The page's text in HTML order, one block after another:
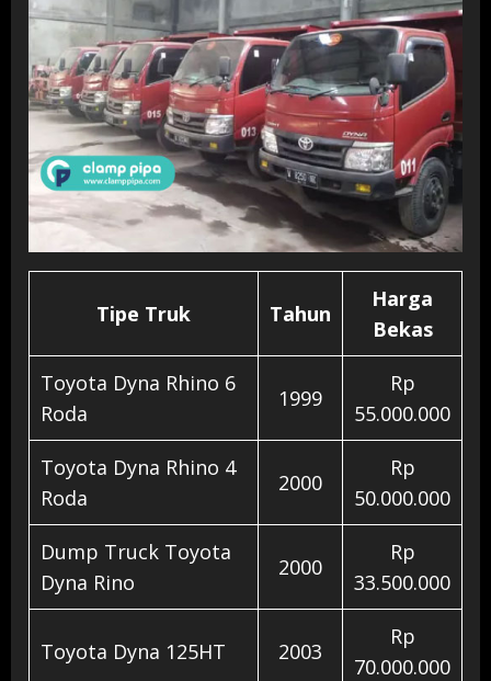
Tipe Truk Tahun
Harga
Bekas
Toyota Dyna Rhino 6
Roda
1999
Rp
55.000.000
Toyota Dyna Rhino 4
Roda
2000
Rp
50.000.000
Dump Truck Toyota
Dyna Rino
2000
Rp
33.500.000
Toyota Dyna 125HT 2003
Rp
70.000.000